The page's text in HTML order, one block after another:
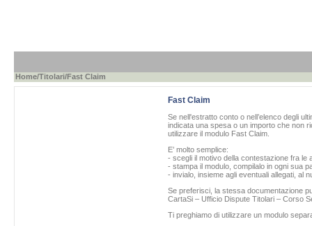
Home/Titolari/Fast Claim
Fast Claim
Se nell'estratto conto o nell’elenco degli
indicata una spesa o un importo che non
utilizzare il modulo Fast Claim.
E’ molto semplice:
- scegli il motivo della contestazione fra le
- stampa il modulo, compilalo in ogni sua
- invialo, insieme agli eventuali allegati, al
Se preferisci, la stessa documentazione
CartaSi – Ufficio Dispute Titolari – Corso
Ti preghiamo di utilizzare un modulo